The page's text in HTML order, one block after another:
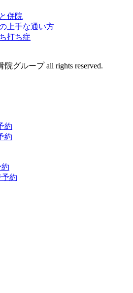
併院
上手な通い方
打ち症
グループ all rights reserved.